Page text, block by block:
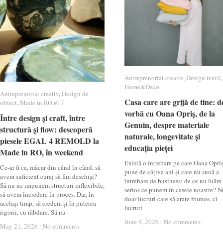
Antreprenoriat creativ,Design textil,
Home&Deco
Casa care are grijă de tine:
vorbă cu Oana Opriș, de la
Genuin, despre materiale
naturale, longevitate și
educația pieței
Există o întrebare pe care Oana
pune de câțiva ani și care nu sună a
întrebare de business: de ce nu
serios ce punem în casele noastre?
doar lucruri care să arate frumos, ci
lucruri
June 9, 2026 / No comments
Antreprenoriat creativ Design textil
Home&Deco
Casa care are grijă de tine:
vorbă cu Oana Opriș, de la
Genuin, despre materiale
naturale, longevitate și
educația pieței
June 9, 2026 / No comments
Antreprenoriat creativ,Design de
obiect,Made in RO #17
Între design și craft, între
structură și flow: descoperă
piesele EGAL 4 REMOLD la
Made in RO, în weekend
Ce-ar fi ca, măcar din când în când, să
avem suficient curaj să fim deschiși?
Să nu ne impunem structuri inflexibile,
să avem încredere în proces. Dar, în
același timp, să credem și în puterea
rigorii, cu răbdare. Să nu
May 21, 2026 / No comments
Antreprenoriat creativ Design de
obiect Made in RO #17
Între design și craft, între
structură și flow: descoperă
piesele EGAL 4 REMOLD la
Made in RO, în weekend
May 21, 2026 / No comments